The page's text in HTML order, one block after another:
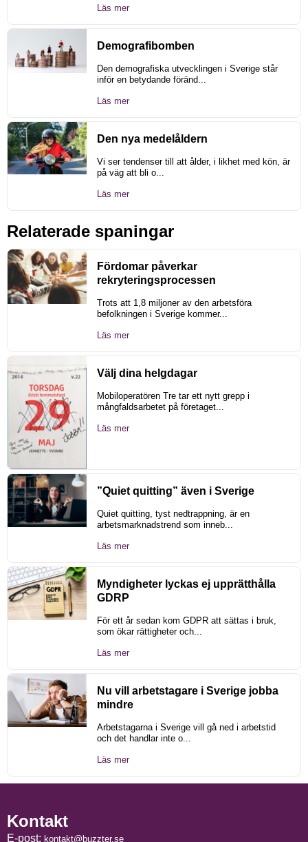
Läs mer
Demografibomben
Den demografiska utvecklingen i Sverige står
inför en betydande föränd...
Läs mer
Den nya medelåldern
Vi ser tendenser till att ålder, i likhet med kön, är
på väg att bli o...
Läs mer
Relaterade spaningar
Fördomar påverkar
rekryteringsprocessen
Trots att 1,8 miljoner av den arbetsföra
befolkningen i Sverige kommer...
Läs mer
Välj dina helgdagar
Mobiloperatören Tre tar ett nytt grepp i
mångfaldsarbetet på företaget...
Läs mer
”Quiet quitting” även i Sverige
Quiet quitting, tyst nedtrappning, är en
arbetsmarknadstrend som inneb...
Läs mer
Myndigheter lyckas ej upprätthålla
GDRP
För ett år sedan kom GDPR att sättas i bruk,
som ökar rättigheter och...
Läs mer
Nu vill arbetstagare i Sverige jobba
mindre
Arbetstagarna i Sverige vill gå ned i arbetstid
och det handlar inte o...
Läs mer
Kontakt
E-post: kontakt@buzzter.se